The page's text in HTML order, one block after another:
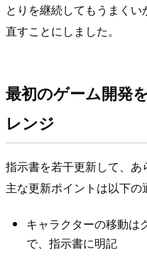
とりを継続してもうまく
直すことにしました。
最初のゲーム開発
レンジ
指示書を若干更新して、あ
主な更新ポイントは以下の
キャラクターの移動は
で、指示書に明記